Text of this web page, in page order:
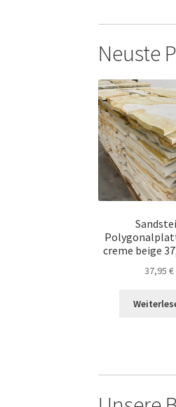
Neuste
creme beige
37,95 €